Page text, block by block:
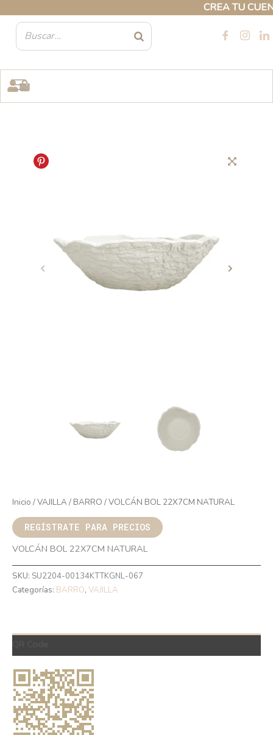
CREA TU
contenido
Inicio /VAJILLA/ BARRO / VOLCÁN BOL 22X7CM NATURAL
REGÍSTRATE PARA PRECIOS
VOLCÁN BOL 22X7CM NATURAL
SKU: SU2204-00134KTTKGNL-067
Categorías: BARRO, VAJILLA